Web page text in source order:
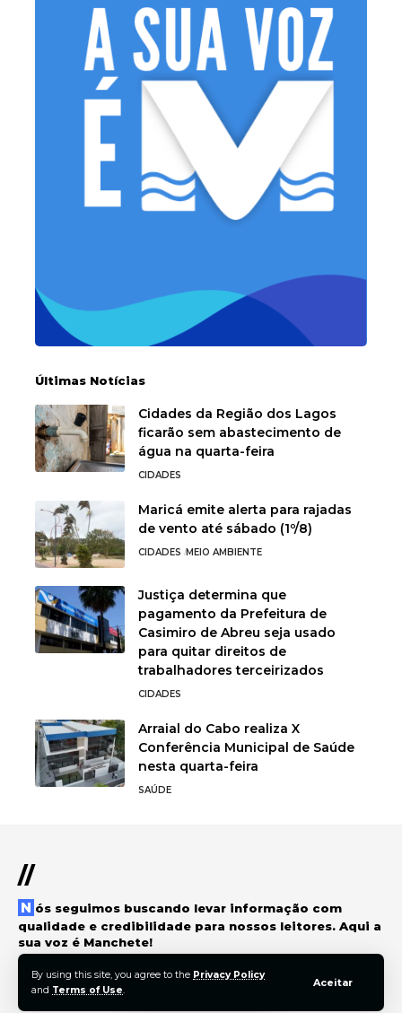
By using this site, you agree to the Privacy Policy
and Terms of Use.
Aceitar
Últimas Notícias
Cidades da Região dos Lagos
ficarão sem abastecimento de
água na quarta-feira
CIDADES
Maricá emite alerta para rajadas
de vento até sábado (1º/8)
CIDADES MEIO AMBIENTE
Justiça determina que
pagamento da Prefeitura de
Casimiro de Abreu seja usado
para quitar direitos de
trabalhadores terceirizados
CIDADES
Arraial do Cabo realiza X
Conferência Municipal de Saúde
nesta quarta-feira
SAÚDE
//
Nós seguimos buscando levar informação com
qualidade e credibilidade para nossos leitores. Aqui a
sua voz é Manchete!